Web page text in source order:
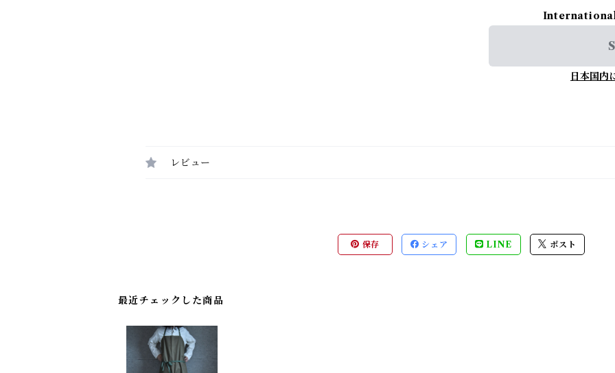
日本国内
レビュー
保存 シェア LINE ポスト
最近チェックした商品